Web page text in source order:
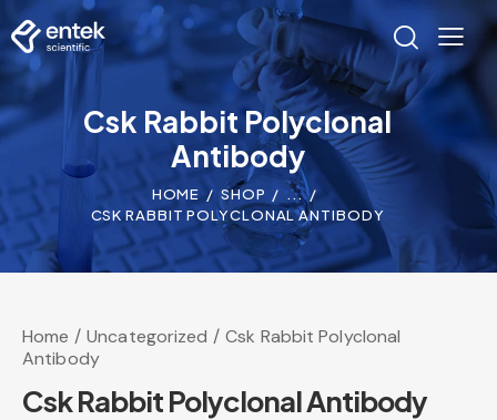
Csk Rabbit Polyclonal
Antibody
HOME SHOP
...
CSK RABBIT POLYCLONAL ANTIBODY
Home Uncategorized
Csk Rabbit Polyclonal
Antibody
Csk Rabbit Polyclonal Antibody